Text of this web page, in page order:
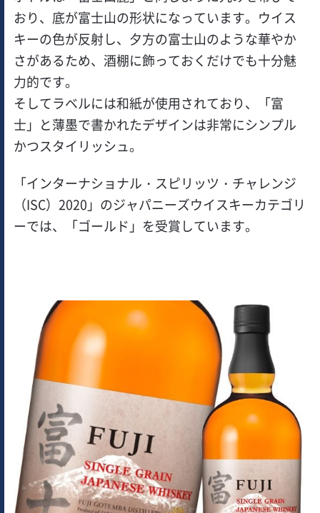
おり、底が富士山の形状になっています。ウイス
キーの色が反射し、夕方の富士山のような華やか
さがあるため、酒棚に飾っておくだけでも十分魅
力的です。
そしてラベルには和紙が使用されており、「富
士」と薄墨で書かれたデザインは非常にシンプル
かつスタイリッシュ。
「インターナショナル・スピリッツ・チャレンジ
（ISC）2020」のジャパニーズウイスキーカテゴリ
ーでは、「ゴールド」を受賞しています。